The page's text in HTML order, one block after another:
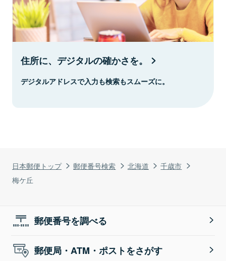
日本郵便トップ 郵便番号検索 北海道
千歳市
梅ケ丘
住所に、デジタルの確かさを。
デジタルアドレスで入力も検索もスムーズに。
郵便番号を調べる
郵便局・ATM・ポストをさがす